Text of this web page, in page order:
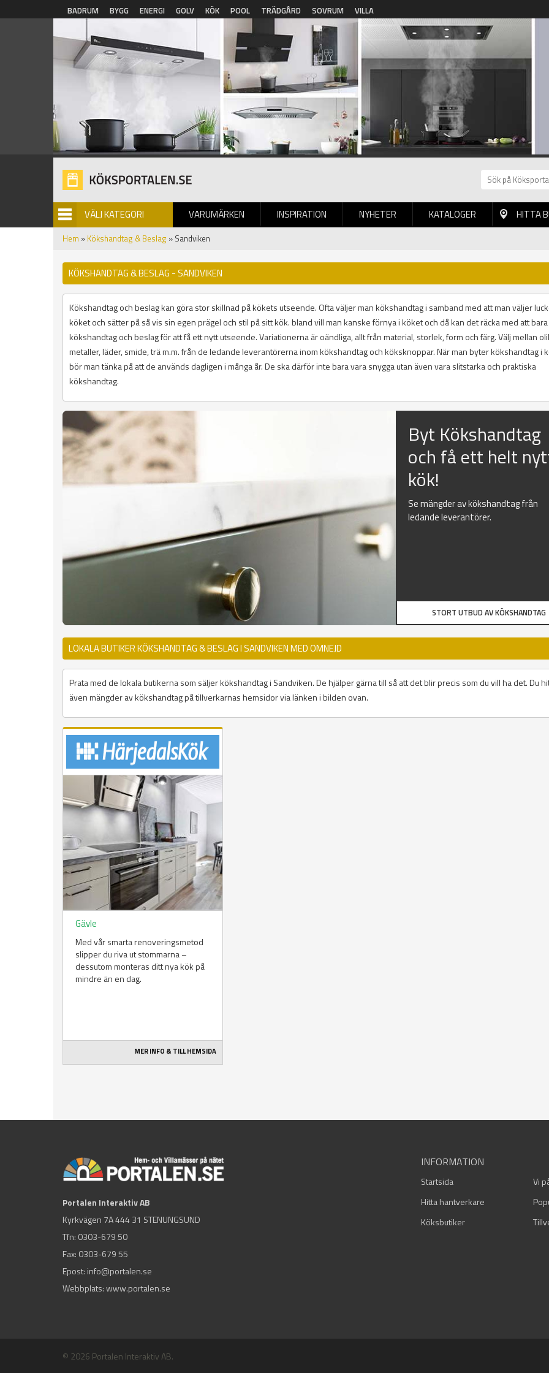
Hoppa till huvudinnehåll
BADRUM BYGG ENERGI GOLV KÖK POOL TRÄDGÅRD SOVRUM VILLA
VÄLJ KATEGORI VARUMÄRKEN INSPIRATION NYHETER
BILDGALLERI KATALOGER HITTA
Hem » Kökshandtag & Beslag » Sandviken
KÖKSHANDTAG & BESLAG - SANDVIKEN
Kökshandtag och beslag kan göra stor skillnad på kökets utseende. Ofta väljer man kökshandtag i samband med att man väljer
köket och sätter på så vis sin egen prägel och stil på sitt kök. bland vill man kanske förnya i köket och då kan det räcka med att
kökshandtag och beslag för att få ett nytt utseende. Variationerna är oändliga, allt från material, storlek, form och färg. Välj mellan
metaller, läder, smide, trä m.m. från de ledande leverantörerna inom kökshandtag och köksknoppar. När man byter kökshandtag i
bör man tänka på att de används dagligen i många år. De ska därför inte bara vara snygga utan även vara slitstarka och praktiska
kökshandtag.
Byt Kökshandtag
och få ett helt
kök!
Se mängder av kökshandtag från
ledande leverantörer.
STORT UTBUD AV KÖKSHANDTAG
LOKALA BUTIKER KÖKSHANDTAG & BESLAG I SANDVIKEN MED OMNEJD
Prata med de lokala butikerna som säljer kökshandtag i Sandviken. De hjälper gärna till så att det blir precis som du vill ha det. Du
även mängder av kökshandtag på tillverkarnas hemsidor via länken i bilden ovan.
Gävle
Med vår smarta renoveringsmetod
slipper du riva ut stommarna –
dessutom monteras ditt nya kök på
mindre än en dag.
MER INFO & TILL HEMSIDA
Portalen Interaktiv AB
Kyrkvägen 7A 444 31 STENUNGSUND
Tfn: 0303-679 50
Fax: 0303-679 55
Epost: info@portalen.se
Webbplats: www.portalen.se
INFORMATION
Startsida
Vi
Hitta hantverkare
Köksbutiker
© 2026 Portalen Interaktiv AB.